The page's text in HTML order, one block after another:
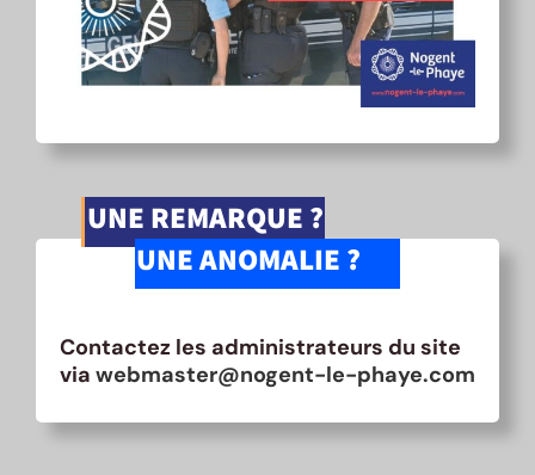
UNE REMARQUE ?
UNE ANOMALIE ?
Contactez les administrateurs du site
via webmaster@nogent-le-phaye.com